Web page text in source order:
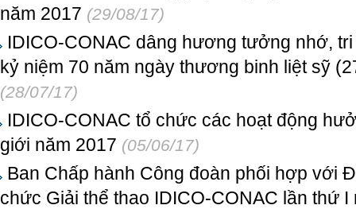
năm 2017 (29/08/17)
IDICO-CONAC dâng hương tưởng nhớ,
kỷ niệm 70 năm ngày thương binh liệt sỹ
(28/07/17)
IDICO-CONAC tổ chức các hoạt động
giới năm 2017 (05/06/17)
Ban Chấp hành Công đoàn phối hợp với
chức Giải thể thao IDICO-CONAC lần thứ I